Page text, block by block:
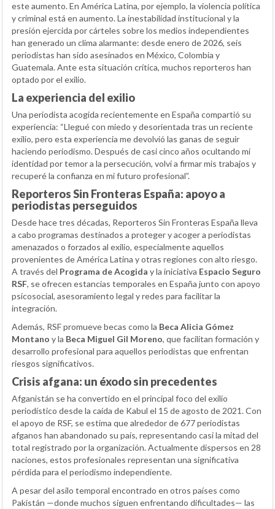
este aumento. En América Latina, por ejemplo, la violencia política
y criminal está en aumento. La inestabilidad institucional y la
presión ejercida por cárteles sobre los medios independientes
han generado un clima alarmante: desde enero de 2026, seis
periodistas han sido asesinados en México, Colombia y
Guatemala. Ante esta situación crítica, muchos reporteros han
optado por el exilio.
La experiencia del exilio
Una periodista acogida recientemente en España compartió su
experiencia: “Llegué con miedo y desorientada tras un reciente
exilio, pero esta experiencia me devolvió las ganas de seguir
haciendo periodismo. Después de casi cinco años ocultando mi
identidad por temor a la persecución, volví a firmar mis trabajos y
recuperé la confianza en mi futuro profesional”.
Reporteros Sin Fronteras España: apoyo a
periodistas perseguidos
Desde hace tres décadas, Reporteros Sin Fronteras España lleva
a cabo programas destinados a proteger y acoger a periodistas
amenazados o forzados al exilio, especialmente aquellos
provenientes de América Latina y otras regiones con alto riesgo.
A través del Programa de Acogida y la iniciativa Espacio Seguro
RSF, se ofrecen estancias temporales en España junto con apoyo
psicosocial, asesoramiento legal y redes para facilitar la
integración.
Además, RSF promueve becas como la Beca Alicia Gómez
Montano y la Beca Miguel Gil Moreno, que facilitan formación y
desarrollo profesional para aquellos periodistas que enfrentan
riesgos significativos.
Crisis afgana: un éxodo sin precedentes
Afganistán se ha convertido en el principal foco del exilio
periodístico desde la caída de Kabul el 15 de agosto de 2021. Con
el apoyo de RSF, se estima que alrededor de 677 periodistas
afganos han abandonado su país, representando casi la mitad del
total registrado por la organización. Actualmente dispersos en 28
naciones, estos profesionales representan una significativa
pérdida para el periodismo independiente.
A pesar del asilo temporal encontrado en otros países como
Pakistán —donde muchos siguen enfrentando dificultades— las